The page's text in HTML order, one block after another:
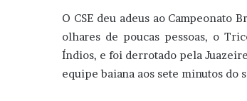
O CSE deu adeus ao Campeonato
olhares de poucas pessoas, o
Índios, e foi derrotado pela
equipe baiana aos sete minutos do